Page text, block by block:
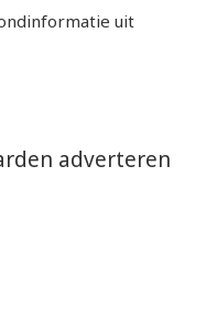
uit
adverteren